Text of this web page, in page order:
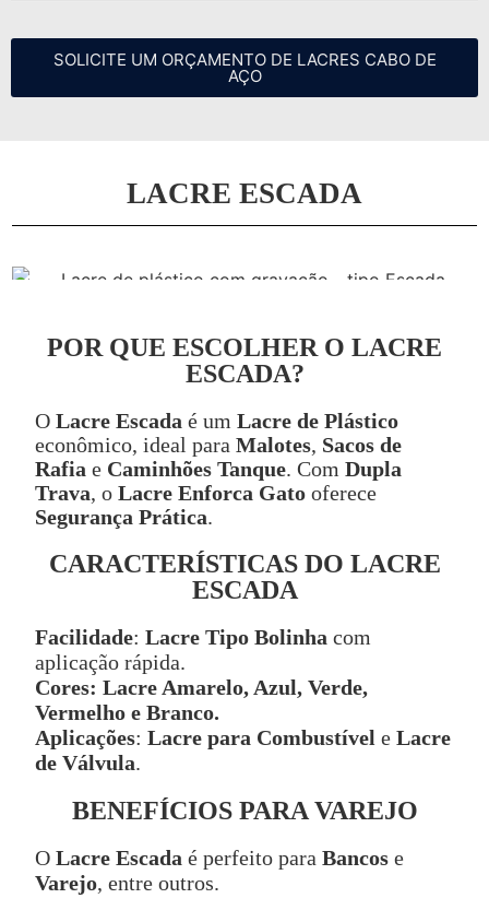
SOLICITE UM ORÇAMENTO DE LACRES CABO DE
AÇO
LACRE ESCADA
POR QUE ESCOLHER O LACRE
ESCADA?
O Lacre Escada é um Lacre de Plástico
econômico, ideal para Malotes, Sacos de
Rafia e Caminhões Tanque. Com Dupla
Trava, o Lacre Enforca Gato oferece
Segurança Prática.
CARACTERÍSTICAS DO LACRE
ESCADA
Facilidade: Lacre Tipo Bolinha com
aplicação rápida.
Cores: Lacre Amarelo, Azul, Verde,
Vermelho e Branco.
Aplicações: Lacre para Combustível e Lacre
de Válvula.
BENEFÍCIOS PARA VAREJO
O Lacre Escada é perfeito para Bancos e
Varejo, entre outros.